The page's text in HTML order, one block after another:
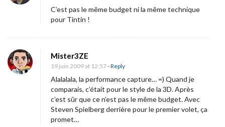
x
s
»
!
C’est pas le même budget ni la même technique
pour Tintin !
Mister3ZE
19 juin 2009 at 12:57- Reply
Alalalala, la performance capture… =) Quand je
comparais, c’était pour le style de la 3D. Après
c’est sûr que ce n’est pas le même budget. Avec
Steven Spielberg derrière pour le premier volet, ça
promet…